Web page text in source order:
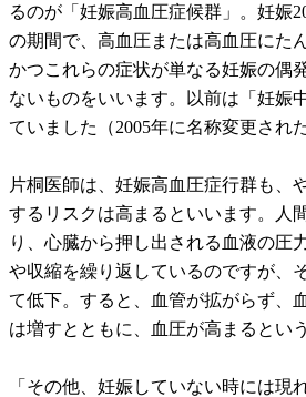
るのが「妊娠高血圧症候群」。妊娠
の期間で、高血圧または高血圧にた
かつこれらの症状が単なる妊娠の偶
ないものをいいます。以前は「妊娠
ていました（2005年に名称変更された
片桐医師は、妊娠高血圧症行群も、
するリスクは高まるといいます。人
り、心臓から押し出される血液の圧
や収縮を繰り返しているのですが、
て低下。すると、血管が拡がらず、
は増すとともに、血圧が高まるとい
「その他、妊娠していない時には現